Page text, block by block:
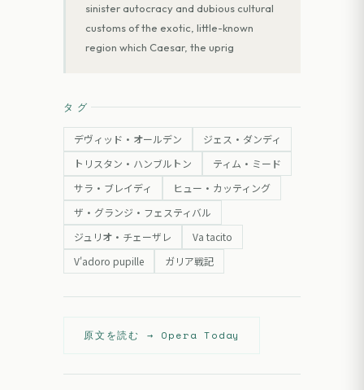
sinister autocracy and dubious cultural
customs of the exotic, little-known
region which Caesar, the uprig
タグ
デヴィッド・オールデン ジェス・ダンディ
トリスタン・ハンブルトン ティム・ミード
サラ・ブレイディ ヒュー・カッティング
ザ・グランジ・フェスティバル
ジュリオ・チェーザレ Va tacito
V'adoro pupille ガリア戦記
原文を読む → Opera Today